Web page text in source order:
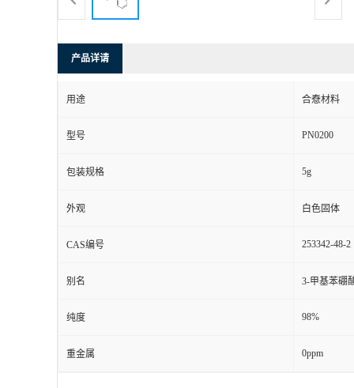
产品详请
用途 合憃材料
型号 PN0200
包装规格 5g
外观 白色固体
CAS编号 253342-48-2
别名 3-甲基苯硼
纯度 98%
重金属 0ppm